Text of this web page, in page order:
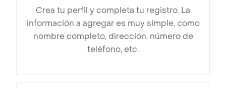
Crea tu perfil y completa tu registro. La
información a agregar es muy simple, como
nombre completo, dirección, número de
teléfono, etc.